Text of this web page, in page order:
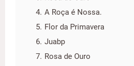
A Roça é Nossa.
Flor da Primavera
Juabp
Rosa de Ouro